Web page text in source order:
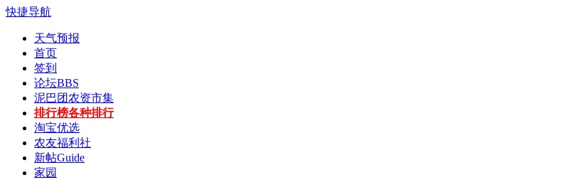
快捷导航
天气预报
首页
签到
论坛BBS
泥巴团农资市集
排行榜各种排行
淘宝优选
农友福利社
新帖Guide
家园